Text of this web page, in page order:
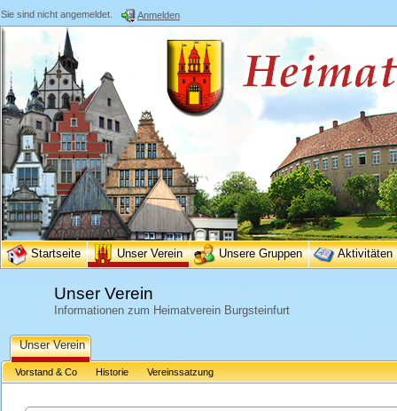
Sie sind nicht angemeldet. Anmelden
Startseite Unser Verein Unsere Gruppen Aktivitäten
Unser Verein
Informationen zum Heimatverein Burgsteinfurt
Unser Verein
Vorstand & Co Historie Vereinssatzung